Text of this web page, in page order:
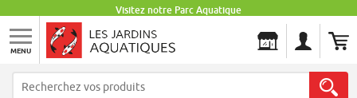
Visitez notre Parc Aquatique
MENU